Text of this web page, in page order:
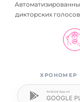
дикторских
ХРОНОМЕР